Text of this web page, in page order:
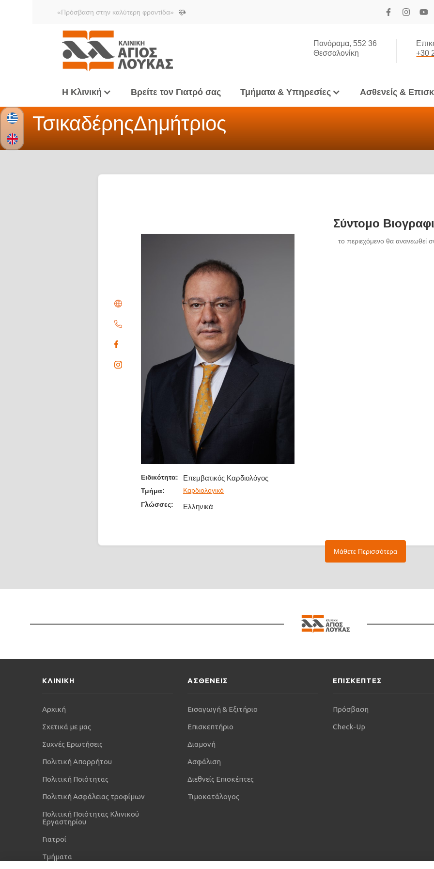
«Πρόσβαση στην καλύτερη φροντίδα»
Πανόραμα, 552 36
Θεσσαλονίκη
+30
Η Κλινική Βρείτε τον Γιατρό σας Τμήματα & Υπηρεσίες Ασθενείς &
ΤσικαδέρηςΔημήτριος
Ειδικότητα:
Τμήμα:
Γλώσσες:
Επεμβατικός Καρδιολόγος
Καρδιολογικό
Ελληνικά
Σύντομο
το περιεχόμενο θα ανανεωθεί
Μάθετε Περισσότερα
ΚΛΙΝΙΚΗ
Αρχική
Σχετικά με μας
Συχνές Ερωτήσεις
Πολιτική Απορρήτου
Πολιτική Ποιότητας
Πολιτική Ασφάλειας τροφίμων
Πολιτική Ποιότητας Κλινικού
Εργαστηρίου
Γιατροί
Τμήματα
ΑΣΘΕΝΕΙΣ
Εισαγωγή & Εξιτήριο
Επισκεπτήριο
Διαμονή
Ασφάλιση
Διεθνείς Επισκέπτες
Τιμοκατάλογος
ΕΠΙΣΚΕΠΤΕΣ
Πρόσβαση
Check-Up